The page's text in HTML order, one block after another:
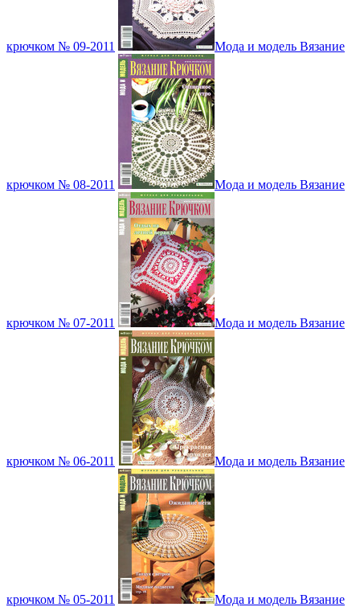
крючком № 09-2011 Мода и модель Вязание
крючком № 08-2011 Мода и модель Вязание
крючком № 07-2011 Мода и модель Вязание
крючком № 06-2011 Мода и модель Вязание
крючком № 05-2011 Мода и модель Вязание